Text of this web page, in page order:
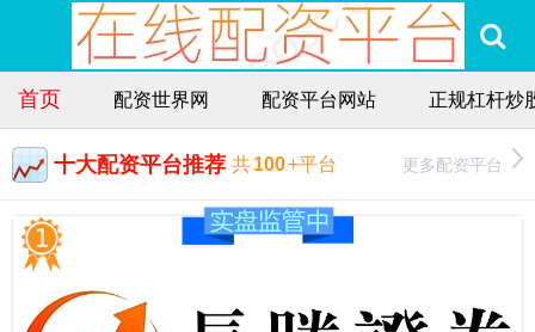
首页 配资世界网 配资平台网站 正规杠杆炒
十大配资平台推荐 共100+平台 更多配资平台